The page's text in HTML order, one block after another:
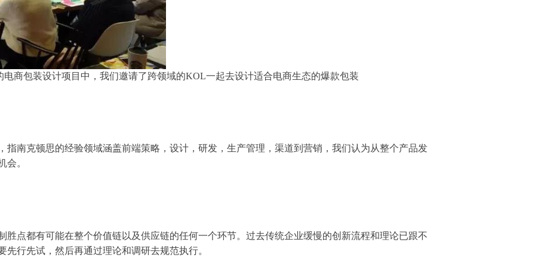
电商包装设计项目中，我们邀请了跨领域的KOL一起去设计适合电商生态的爆款包装
指南克顿思的经验领域涵盖前端策略，设计，研发，生产管理，渠道到营销，我们认为从整个产品发
会。
胜点都有可能在整个价值链以及供应链的任何一个环节。过去传统企业缓慢的创新流程和理论已跟不
行先试，然后再通过理论和调研去规范执行。